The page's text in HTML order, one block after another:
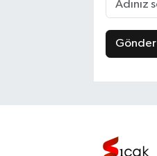
Gönder